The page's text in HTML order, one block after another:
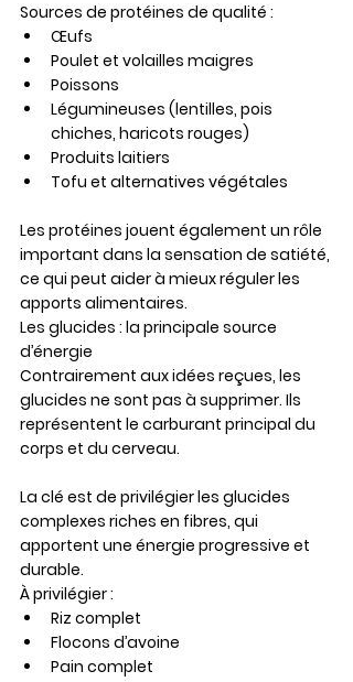
Sources de protéines de qualité :
Œufs
Poulet et volailles maigres
Poissons
Légumineuses (lentilles, pois
chiches, haricots rouges)
Produits laitiers
Tofu et alternatives végétales
Les protéines jouent également un rôle
important dans la sensation de satiété,
ce qui peut aider à mieux réguler les
apports alimentaires.
Les glucides : la principale source
d’énergie
Contrairement aux idées reçues, les
glucides ne sont pas à supprimer. Ils
représentent le carburant principal du
corps et du cerveau.
La clé est de privilégier les glucides
complexes riches en fibres, qui
apportent une énergie progressive et
durable.
À privilégier :
Riz complet
Flocons d’avoine
Pain complet